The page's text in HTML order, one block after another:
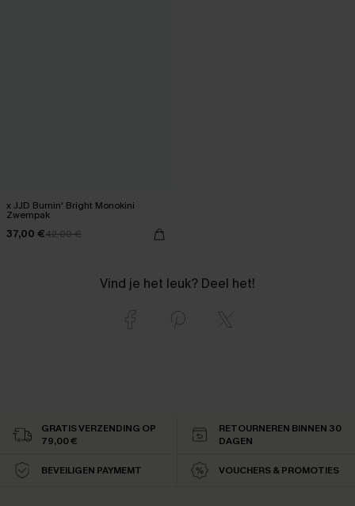
x JJD Burnin' Bright Monokini
Zwempak
37,00 €42,00 €
Vind je het leuk? Deel het!
GRATIS VERZENDING OP
79,00 €
RETOURNEREN BINNEN 30
DAGEN
BEVEILIGEN PAYMEMT VOUCHERS & PROMOTIES